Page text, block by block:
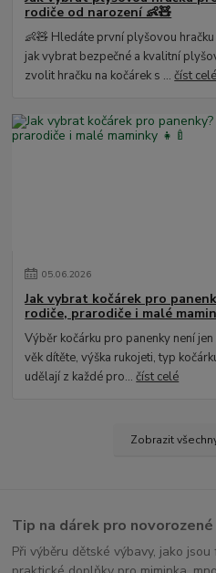
rodiče od narození 👶🧸
👶🧸 Hledáte první plyšovou
jak vybrat bezpečné a kvalitní
zvolit hračku na kočárek s ...číst celé
05.06.2026
Jak vybrat kočárek pro
rodiče, prarodiče i malé
Výběr kočárku pro panenky není
věk dítěte, výška rukojeti, typ
udělají z každé pro...číst celé
Zobrazit
Tip na dárek pro
Při výběru dětské výbavy, jako